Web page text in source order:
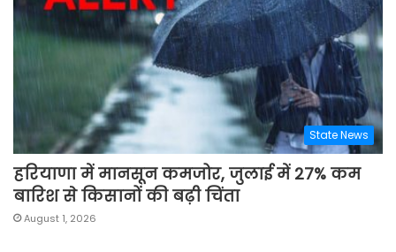
State News
हरियाणा में मानसून कमजोर, जुलाई में 27% कम
बारिश से किसानों की बढ़ी चिंता
August 1, 2026